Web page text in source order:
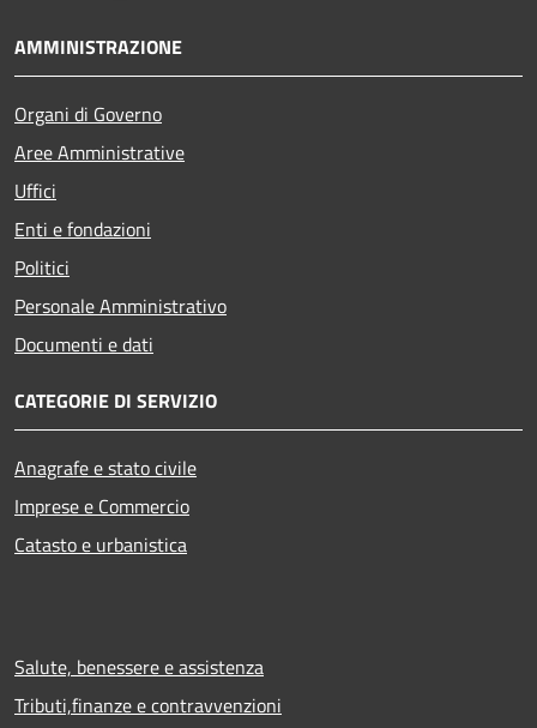
AMMINISTRAZIONE
Organi di Governo
Aree Amministrative
Uffici
Enti e fondazioni
Politici
Personale Amministrativo
Documenti e dati
CATEGORIE DI SERVIZIO
Anagrafe e stato civile
Imprese e Commercio
Catasto e urbanistica
Salute, benessere e assistenza
Tributi,finanze e contravvenzioni